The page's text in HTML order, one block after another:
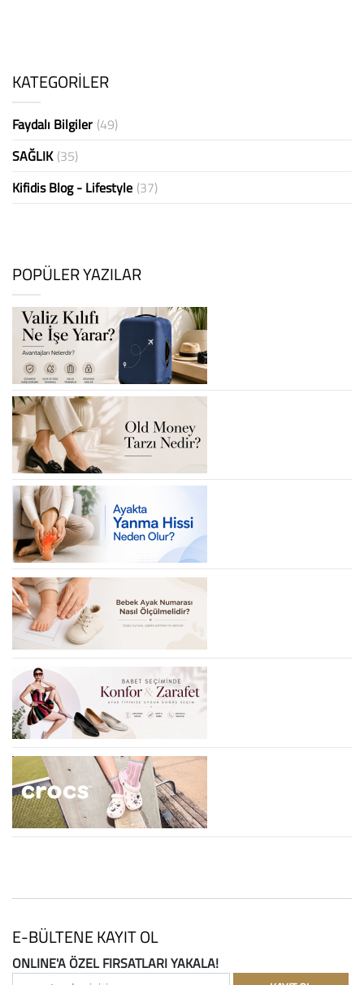
KATEGORİLER
Faydalı Bilgiler (49)
SAĞLIK (35)
Kifidis Blog - Lifestyle (37)
POPÜLER YAZILAR
E-BÜLTENE KAYIT OL
ONLINE'A ÖZEL FIRSATLARI YAKALA!